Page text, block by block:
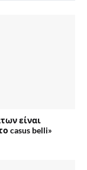
είναι
casus belli»